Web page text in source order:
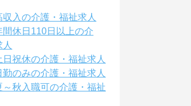
収入の介護・福祉求人
間休日110日以上の介
日祝休の介護・福祉求人
勤のみの介護・福祉求人
～秋入職可の介護・福祉